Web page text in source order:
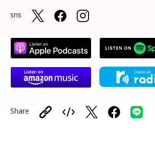
sns
Share